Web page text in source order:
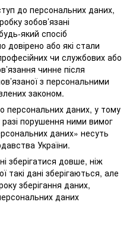
до персональних даних,
зобов’язані
який спосіб
довірено або які стали
чи службових або
чинне після
з персональними
законом.
даних, у тому
разі порушення ними вимог
даних» несуть
України.
зберігатися довше, ніж
такі дані зберігаються, але
зберігання даних,
даних